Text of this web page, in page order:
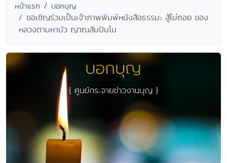
หน้าแรก บอกบุญ
ขอเชิญร่วมเป็นเจ้าภาพพิมพ์หนังสือธรรมะ สู้ไม่ถอย ของ
หลวงตามหาบัว ญาณสัมปันโน